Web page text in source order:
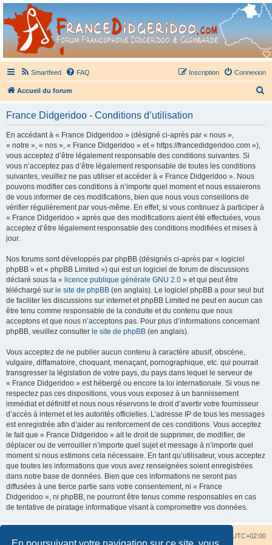
France Didgeridoo
Didgeridoo et Guimbarde sur France Didgeridoo - retrouvez la communauté.
Smartfeed FAQ Connexion
Inscription
Accueil du forum
France Didgeridoo - Conditions d’utilisation
En accédant à « France Didgeridoo » (désigné ci-après par « nous »,
« notre », « nos », « France Didgeridoo » et « https://francedidgeridoo.com »),
vous acceptez d’être légalement responsable des conditions suivantes. Si
vous n’acceptez pas d’être légalement responsable de toutes les conditions
suivantes, veuillez ne pas utiliser et accéder à « France Didgeridoo ». Nous
pouvons modifier ces conditions à n’importe quel moment et nous essaierons
de vous informer de ces modifications, bien que nous vous conseillons de
vérifier régulièrement par vous-même. En effet, si vous continuez à participer à
« France Didgeridoo » après que des modifications aient été effectuées, vous
acceptez d’être légalement responsable des conditions modifiées et mises à
jour.
Nos forums sont développés par phpBB (désignés ci-après par « logiciel
phpBB » et « phpBB Limited ») qui est un logiciel de forum de discussions
déclaré sous la « licence publique générale GNU 2.0 » et qui peut être
téléchargé sur le site de phpBB (en anglais). Le logiciel phpBB a pour seul but
de faciliter les discussions sur internet et phpBB Limited ne peut en aucun cas
être tenu comme responsable de la conduite et du contenu que nous
acceptons et que nous n’acceptons pas. Pour plus d’informations concernant
phpBB, veuillez consulter le site de phpBB (en anglais).
Vous acceptez de ne publier aucun contenu à caractère abusif, obscène,
vulgaire, diffamatoire, choquant, menaçant, pornographique, etc. qui pourrait
transgresser la législation de votre pays, du pays dans lequel le serveur de
« France Didgeridoo » est hébergé ou encore la loi internationale. Si vous ne
respectez pas ces dispositions, vous vous exposez à un bannissement
immédiat et définitif et nous nous réservons le droit d’avertir votre fournisseur
d’accès à internet et les autorités officielles. L’adresse IP de tous les messages
est enregistrée afin d’aider au renforcement de ces conditions. Vous acceptez
le fait que « France Didgeridoo » ait le droit de supprimer, de modifier, de
déplacer ou de verrouiller n’importe quel sujet et message à n’importe quel
moment si nous estimons cela nécessaire. En tant qu’utilisateur, vous acceptez
que toutes les informations que vous avez renseignées soient enregistrées
dans notre base de données. Bien que ces informations ne seront pas
diffusées à une tierce partie sans votre consentement, ni « France
Didgeridoo », ni phpBB, ne pourront être tenus comme responsables en cas
de tentative de piratage informatique visant à compromettre vos données.
UTC+02:00